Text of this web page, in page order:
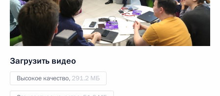
Загрузить видео
Высокое качество, 291.2 МБ